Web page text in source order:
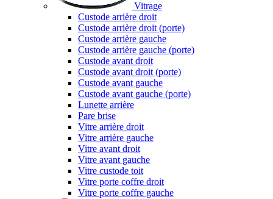
Vitrage
Custode arrière droit
Custode arrière droit (porte)
Custode arrière gauche
Custode arrière gauche (porte)
Custode avant droit
Custode avant droit (porte)
Custode avant gauche
Custode avant gauche (porte)
Lunette arrière
Pare brise
Vitre arrière droit
Vitre arrière gauche
Vitre avant droit
Vitre avant gauche
Vitre custode toit
Vitre porte coffre droit
Vitre porte coffre gauche